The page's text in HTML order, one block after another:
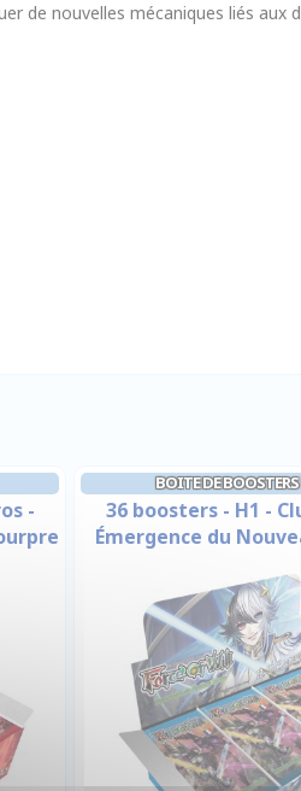
de nouvelles mécaniques liés aux
-
BOITE DE
36 boosters - H1 -
Émergence du